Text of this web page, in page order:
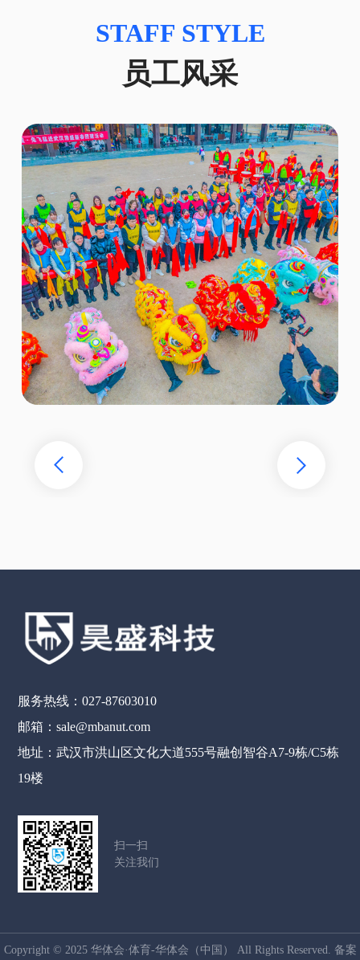
STAFF STYLE
员工风采
服务热线：027-87603010
邮箱：sale@mbanut.com
地址：武汉市洪山区文化大道555号融创智谷A7-9栋/C5栋
19楼
扫一扫
关注我们
Copyright © 2025 华体会·体育-华体会（中国） All Rights Reserved. 备案